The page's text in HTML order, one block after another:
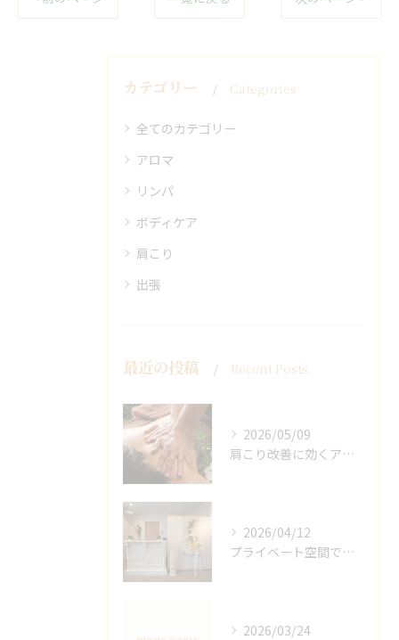
カテゴリー Categories
全てのカテゴリー
アロマ
リンパ
ボディケア
肩こり
出張
最近の投稿 Recent Posts
2026/05/09
肩こり改善に効くアロマリンパの手技と効果
2026/04/12
プライベート空間で極上アロマリンパケアの効果
2026/03/24